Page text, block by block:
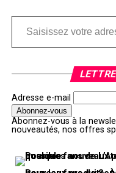
Saisissez votre adresse e-mail…
Adresse e-mail
Abonnez-vous à la
nouveautés, nos offres